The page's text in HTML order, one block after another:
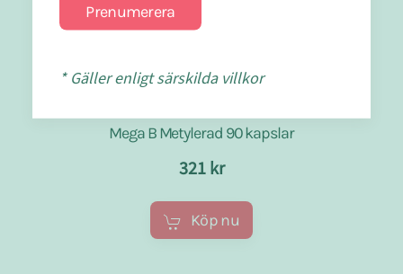
Mega B Metylerad 90 kapslar
321 kr
Köp nu
Prenumerera
* Gäller enligt särskilda villkor